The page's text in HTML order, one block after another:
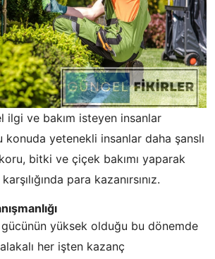
ilgi ve bakım isteyen insanlar
konuda yetenekli insanlar daha şanslı
bitki ve çiçek bakımı yaparak
para kazanırsınız.
gücünün yüksek olduğu bu dönemde
her işten kazanç